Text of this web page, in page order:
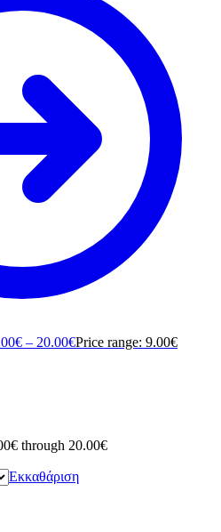
€ – 20.00€Price range: 9.00€
through 20.00€
Εκκαθάριση